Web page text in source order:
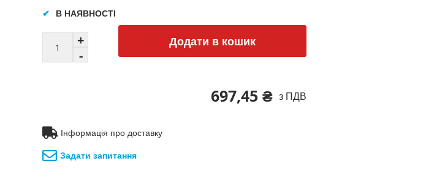
Додати в кошик
697,45 ₴ з ПДВ
В НАЯВНОСТІ
Інформація про доставку
Задати запитання